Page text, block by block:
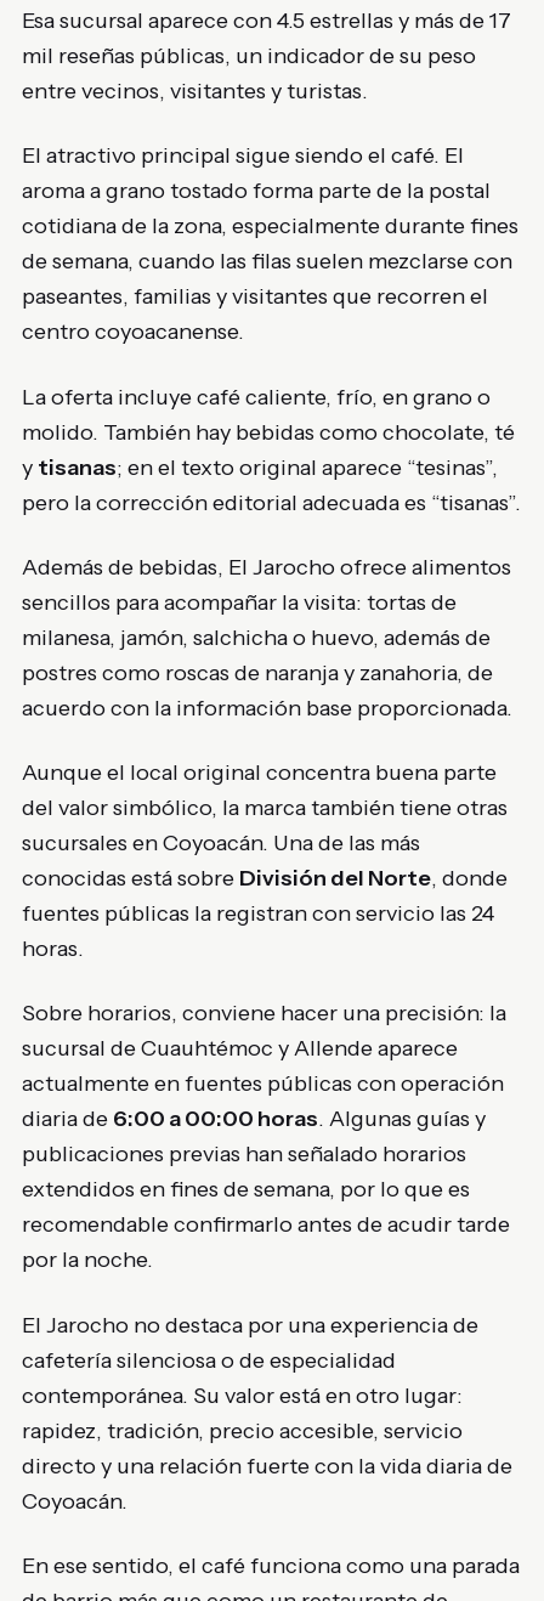
Esa sucursal aparece con 4.5 estrellas y más de 17
mil reseñas públicas, un indicador de su peso
entre vecinos, visitantes y turistas.
El atractivo principal sigue siendo el café. El
aroma a grano tostado forma parte de la postal
cotidiana de la zona, especialmente durante fines
de semana, cuando las filas suelen mezclarse con
paseantes, familias y visitantes que recorren el
centro coyoacanense.
La oferta incluye café caliente, frío, en grano o
molido. También hay bebidas como chocolate, té
y tisanas; en el texto original aparece “tesinas”,
pero la corrección editorial adecuada es “tisanas”.
Además de bebidas, El Jarocho ofrece alimentos
sencillos para acompañar la visita: tortas de
milanesa, jamón, salchicha o huevo, además de
postres como roscas de naranja y zanahoria, de
acuerdo con la información base proporcionada.
Aunque el local original concentra buena parte
del valor simbólico, la marca también tiene otras
sucursales en Coyoacán. Una de las más
conocidas está sobre División del Norte, donde
fuentes públicas la registran con servicio las 24
horas.
Sobre horarios, conviene hacer una precisión: la
sucursal de Cuauhtémoc y Allende aparece
actualmente en fuentes públicas con operación
diaria de 6:00 a 00:00 horas. Algunas guías y
publicaciones previas han señalado horarios
extendidos en fines de semana, por lo que es
recomendable confirmarlo antes de acudir tarde
por la noche.
El Jarocho no destaca por una experiencia de
cafetería silenciosa o de especialidad
contemporánea. Su valor está en otro lugar:
rapidez, tradición, precio accesible, servicio
directo y una relación fuerte con la vida diaria de
Coyoacán.
En ese sentido, el café funciona como una parada